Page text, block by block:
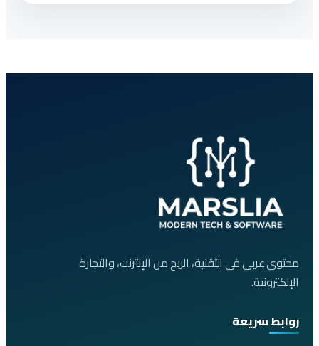
محتوى عربي في التقنية، الربح من الإنترنت، والتجارة
الإلكترونية.
روابط سريعة